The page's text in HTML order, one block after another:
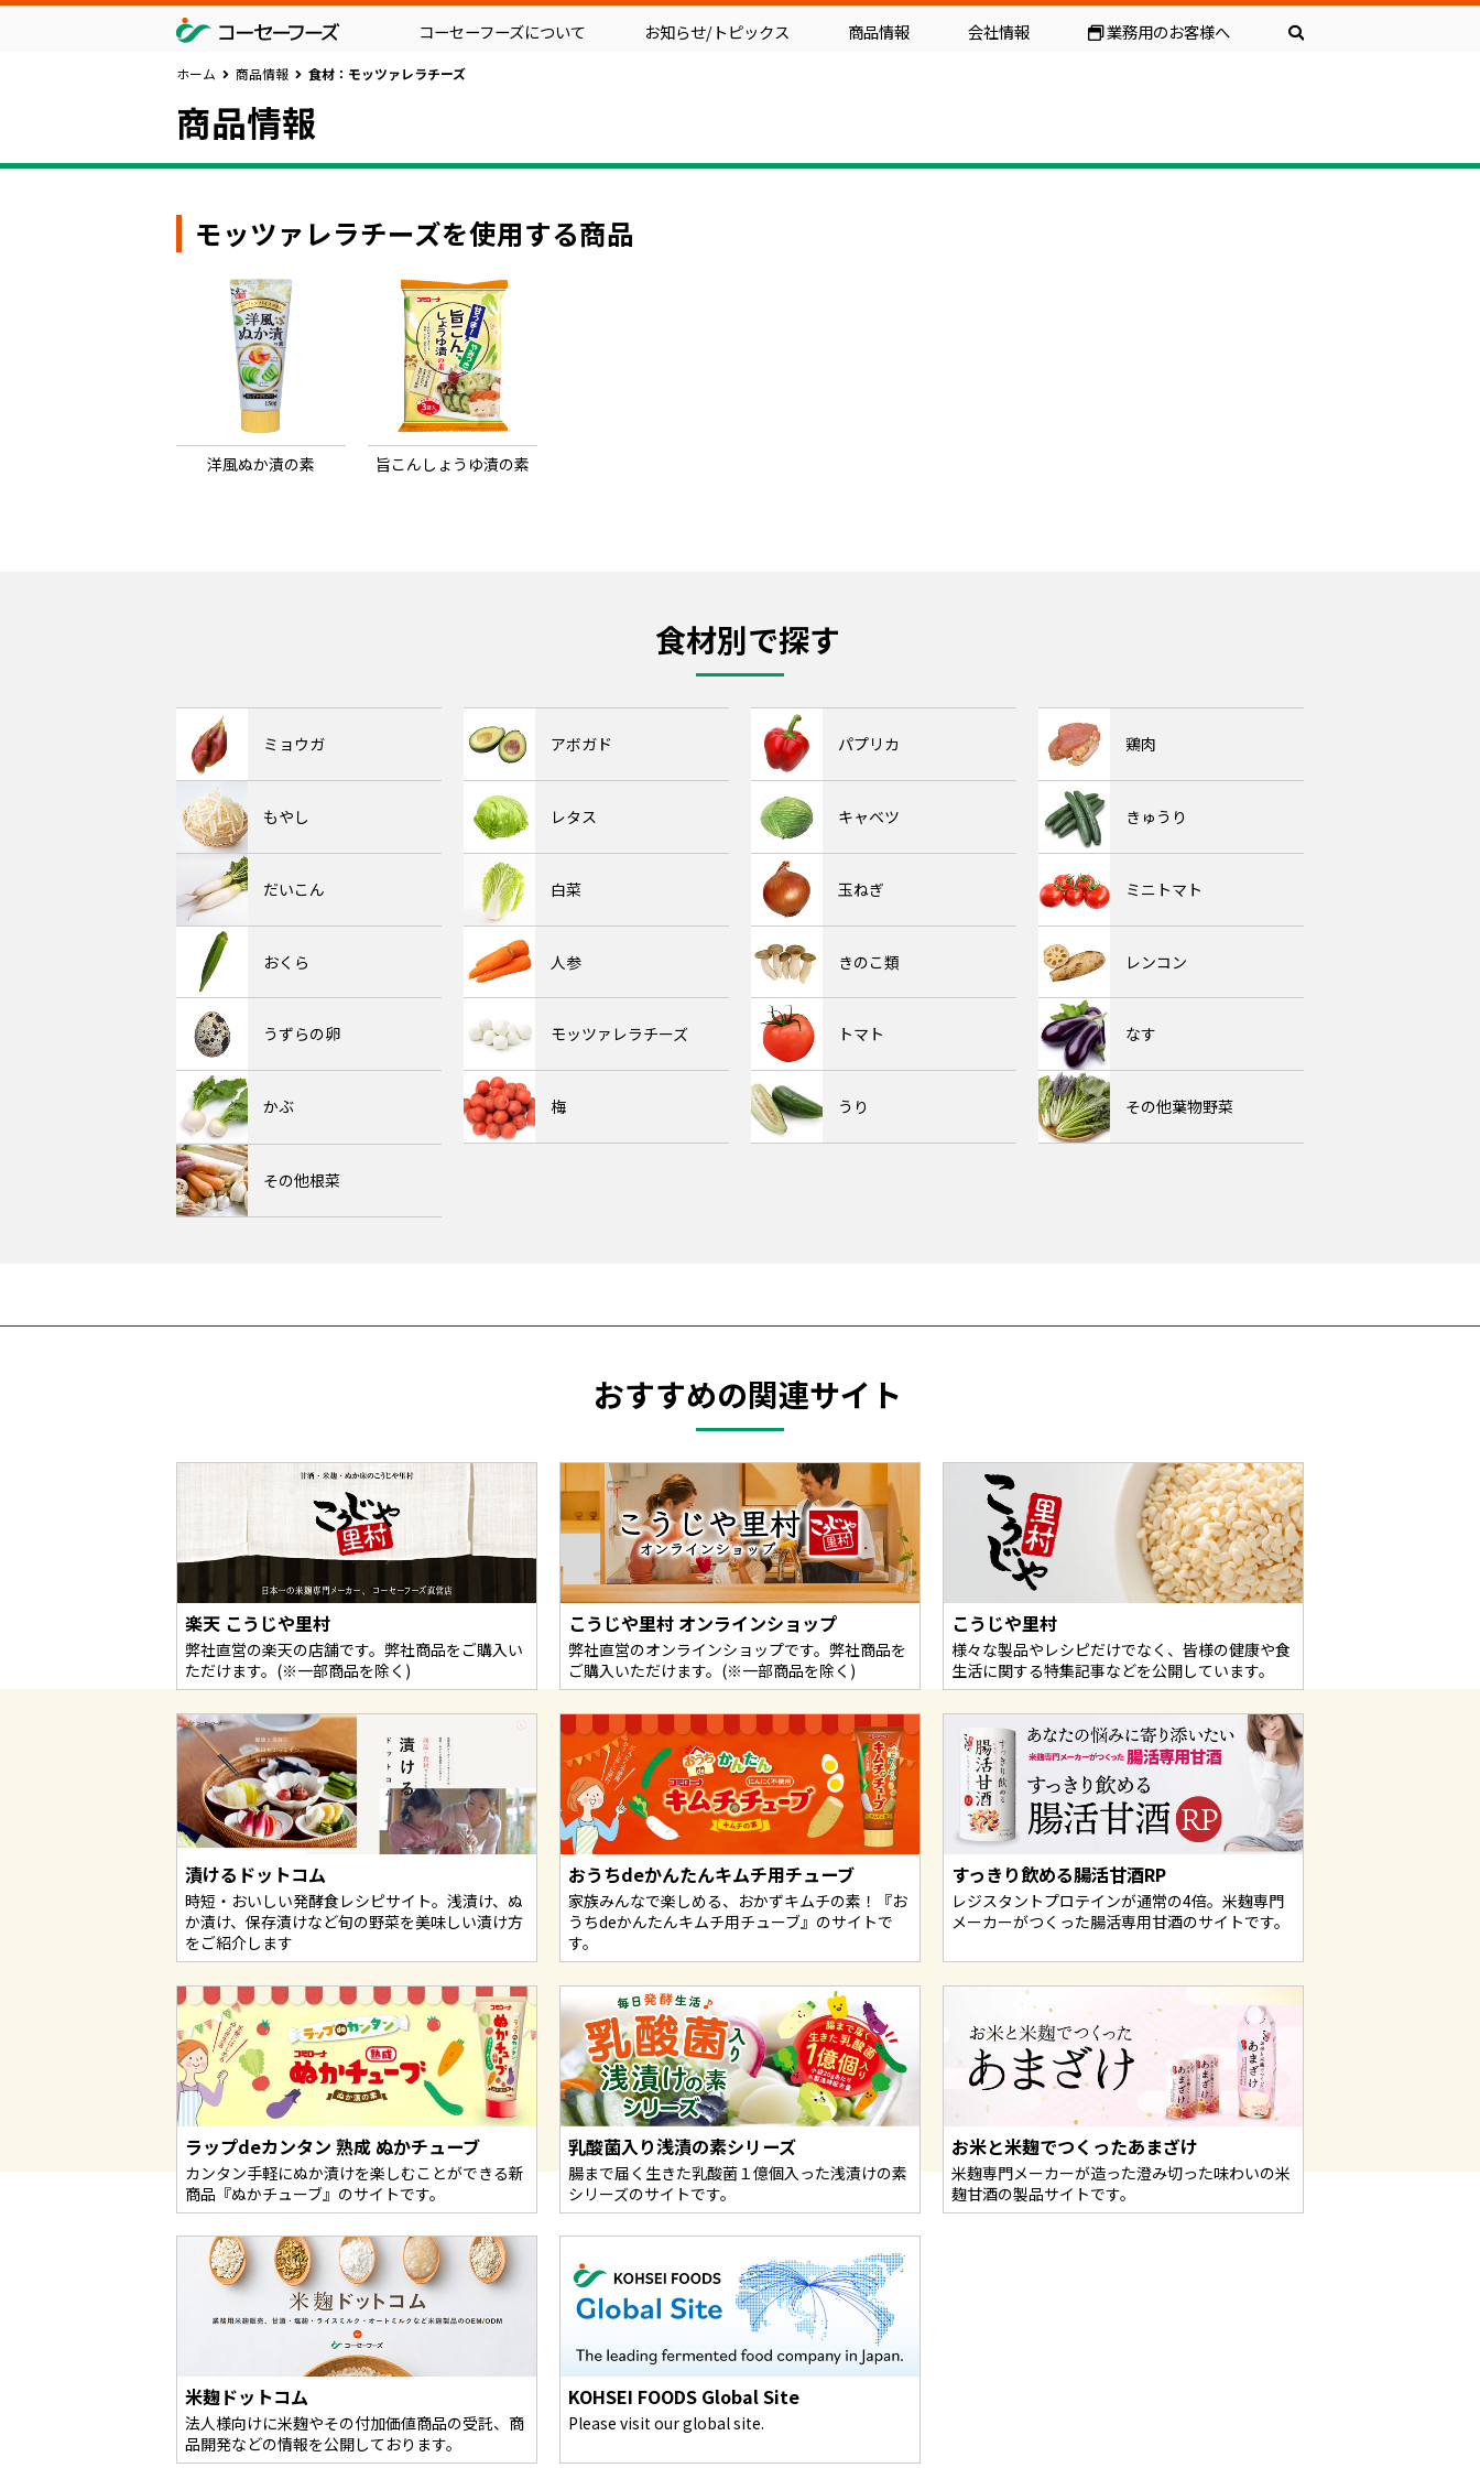
コーセーフーズについて お知らせ/トピックス 商品情報 会社情報 業務用のお客様へ
ホーム 商品情報 食材：モッツァレラチーズ
商品情報
モッツァレラチーズを使用する商品
洋風ぬか漬の素 旨こんしょうゆ漬の素
食材別で探す
ミョウガ アボガド パプリカ 鶏肉
もやし レタス キャベツ きゅうり
だいこん 白菜 玉ねぎ ミニトマト
おくら 人参 きのこ類 レンコン
うずらの卵 モッツァレラチーズ トマト なす
かぶ 梅 うり その他葉物野菜
その他根菜
おすすめの関連サイト
楽天 こうじや里村
弊社直営の楽天の店舗です。弊社商品をご購入い
ただけます。(※一部商品を除く)
こうじや里村 オンラインショップ
弊社直営のオンラインショップです。弊社商品を
ご購入いただけます。(※一部商品を除く)
こうじや里村
様々な製品やレシピだけでなく、皆様の健康や食
生活に関する特集記事などを公開しています。
漬けるドットコム
時短・おいしい発酵食レシピサイト。浅漬け、ぬ
か漬け、保存漬けなど旬の野菜を美味しい漬け方
をご紹介します
おうちdeかんたんキムチ用チューブ
家族みんなで楽しめる、おかずキムチの素！『お
うちdeかんたんキムチ用チューブ』のサイトで
す。
すっきり飲める腸活甘酒RP
レジスタントプロテインが通常の4倍。米麹専門
メーカーがつくった腸活専用甘酒のサイトです。
ラップdeカンタン 熟成 ぬかチューブ
カンタン手軽にぬか漬けを楽しむことができる新
商品『ぬかチューブ』のサイトです。
乳酸菌入り浅漬の素シリーズ
腸まで届く生きた乳酸菌１億個入った浅漬けの素
シリーズのサイトです。
お米と米麹でつくったあまざけ
米麹専門メーカーが造った澄み切った味わいの米
麹甘酒の製品サイトです。
米麹ドットコム
法人様向けに米麹やその付加価値商品の受託、商
品開発などの情報を公開しております。
KOHSEI FOODS Global Site
Please visit our global site.